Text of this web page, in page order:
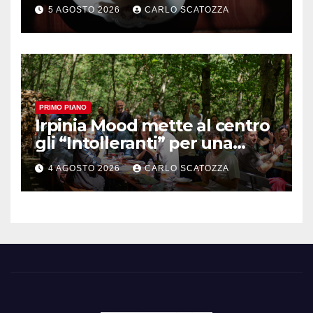
sfogliatella, in diretta da
Pintauro
5 AGOSTO 2026 CARLO SCATOZZA
PRIMO PIANO
Irpinia Mood mette al centro
gli “Intolleranti” per una
rivoluzione sostenibile del
cibo
4 AGOSTO 2026 CARLO SCATOZZA